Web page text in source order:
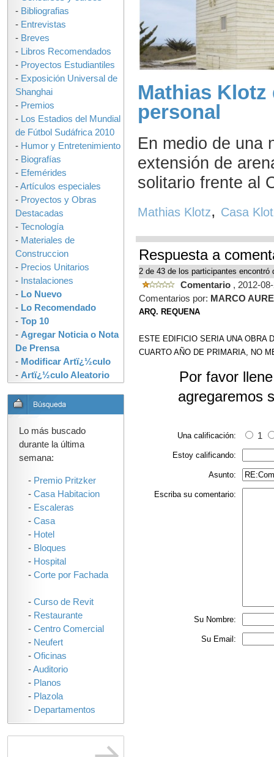
Mathias Klotz
personal
En medio de una
extensión de
solitario frente al
Mathias Klotz, Casa
Respuesta a
2 de 43 de los participantes
Comentario , 2012-
Comentarios por: MARCO
ARQ. REQUENA
ESTE EDIFICIO SERIA UNA OBRA
CUARTO AÑO DE PRIMARIA, NO
Por favor
agregaremos
Una calificación: 1
Estoy calificando:
Asunto:
Escriba su comentario:
Su Nombre:
Su Email:
- Bibliografias
- Entrevistas
- Breves
- Libros Recomendados
- Proyectos Estudiantiles
- Exposición Universal de
Shanghai
- Premios
- Los Estadios del Mundial
de Fútbol Sudáfrica 2010
- Humor y Entretenimiento
- Biografías
- Efemérides
-Artículos especiales
- Proyectos y Obras
Destacadas
- Tecnología
- Materiales de
Construccion
- Precios Unitarios
- Instalaciones
- Lo Nuevo
- Lo Recomendado
- Top 10
- Agregar Noticia o Nota
De Prensa
- Modificar Artï¿½culo
- Artï¿½culo Aleatorio
Lo más buscado
durante la última
semana:
- Premio Pritzker
- Casa Habitacion
- Escaleras
- Casa
- Hotel
- Bloques
- Hospital
- Corte por Fachada
- Curso de Revit
- Restaurante
- Centro Comercial
- Neufert
- Oficinas
-Auditorio
- Planos
- Plazola
- Departamentos